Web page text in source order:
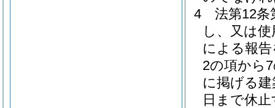
4
法第12
し、又は
による報
2の項から
に掲げる
日まで休